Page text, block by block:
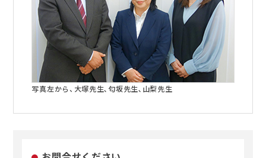
写真左から、大塚先生､匂坂先生､山梨先生